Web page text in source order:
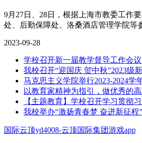
9月27日、28日，根据上海市教委工作
处、后勤保障处、洛桑酒店管理学院等
2023-09-28
学校召开新一届教学督导工作会议
我校召开“迎国庆 贺中秋”2023级
马克思主义学院举行2023-2024学
以教育家精神为指引，做优秀的
【主题教育】学校召开学习贯彻
我校举办“激扬青春梦 奋进新征程
国际云顶yd4008-云顶国际集团游戏app